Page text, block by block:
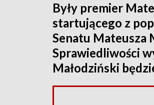
Były premier
startującego z
Senatu Mateusza
Sprawiedliwości
Małodziński